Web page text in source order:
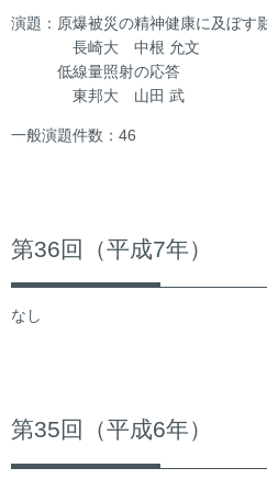
演題：原爆被災の精神健康に及ぼす
長崎大 中根 允文
低線量照射の応答
東邦大 山田 武
一般演題件数：46
第36回（平成7年）
なし
第35回（平成6年）